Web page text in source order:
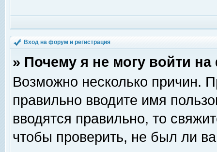
Вход на форум и регистрация
» Почему я не могу войти
Возможно несколько причин.
правильно вводите имя
вводятся правильно, то
чтобы проверить, не был ли